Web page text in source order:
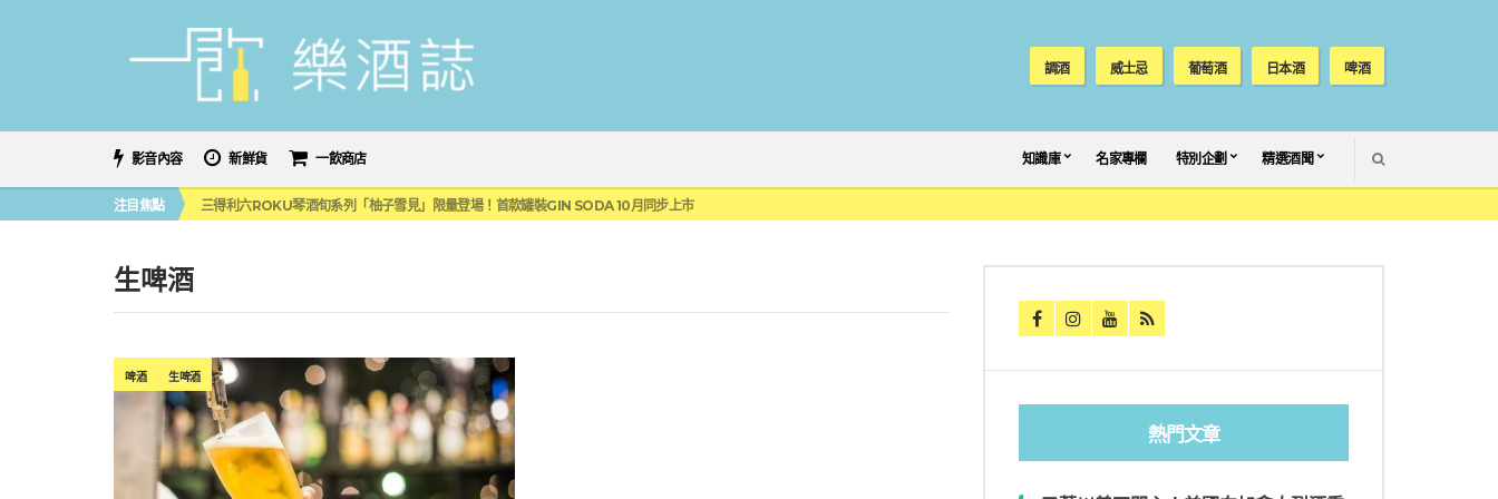
調酒 威士忌 葡萄酒 日本酒 啤酒
影音內容 新鮮貨 一飲商店 知識庫 名家專欄 特別企劃 精選酒聞
注目焦點
萬眾敲碗如期回歸！SUNMAI金色三麥3度攜手花蓮瓜農品牌「阿強西瓜」
三得利六ROKU琴酒旬系列「柚子雪見」限量登場！首款罐裝GIN SODA 10月同步上市
美國正式恢復蘇格蘭威士忌零關稅！烈酒產業再次迎來重磅利多
生啤酒
啤酒 生啤酒
熱門文章